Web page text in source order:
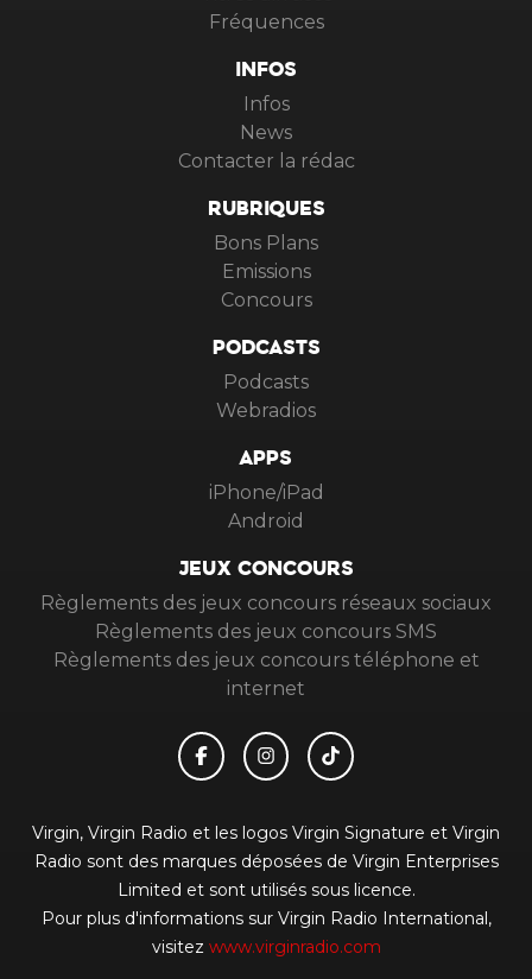
Fréquences
INFOS
Infos
News
Contacter la rédac
RUBRIQUES
Bons Plans
Emissions
Concours
PODCASTS
Podcasts
Webradios
APPS
iPhone/iPad
Android
JEUX CONCOURS
Règlements des jeux concours réseaux sociaux
Règlements des jeux concours SMS
Règlements des jeux concours téléphone et
internet
Virgin, Virgin Radio et les logos Virgin Signature et Virgin
Radio sont des marques déposées de Virgin Enterprises
Limited et sont utilisés sous licence.
Pour plus d'informations sur Virgin Radio International,
visitez www.virginradio.com